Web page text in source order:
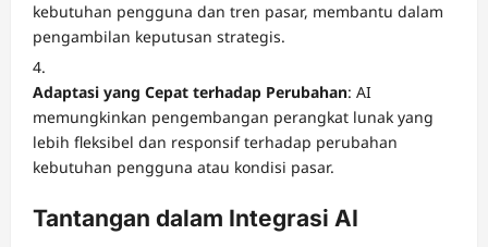
kebutuhan pengguna dan tren pasar, membantu dalam
pengambilan keputusan strategis.
Adaptasi yang Cepat terhadap Perubahan: AI
memungkinkan pengembangan perangkat lunak yang
lebih fleksibel dan responsif terhadap perubahan
kebutuhan pengguna atau kondisi pasar.
Tantangan dalam Integrasi AI